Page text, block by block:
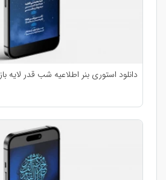
دانلود استوری بنر اطلاعیه شب قدر لایه باز